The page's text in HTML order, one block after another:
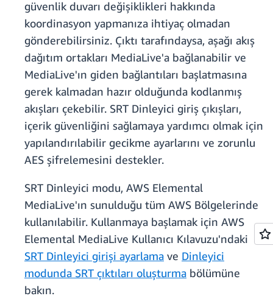
güvenlik duvarı değişiklikleri hakkında
koordinasyon yapmanıza ihtiyaç olmadan
gönderebilirsiniz. Çıktı tarafındaysa, aşağı akış
dağıtım ortakları MediaLive'a bağlanabilir ve
MediaLive'ın giden bağlantıları başlatmasına
gerek kalmadan hazır olduğunda kodlanmış
akışları çekebilir. SRT Dinleyici giriş çıkışları,
içerik güvenliğini sağlamaya yardımcı olmak için
yapılandırılabilir gecikme ayarlarını ve zorunlu
AES şifrelemesini destekler.
SRT Dinleyici modu, AWS Elemental
MediaLive'ın sunulduğu tüm AWS Bölgelerinde
kullanılabilir. Kullanmaya başlamak için AWS
Elemental MediaLive Kullanıcı Kılavuzu'ndaki
SRT Dinleyici girişi ayarlama ve Dinleyici
modunda SRT çıktıları oluşturma bölümüne
bakın.